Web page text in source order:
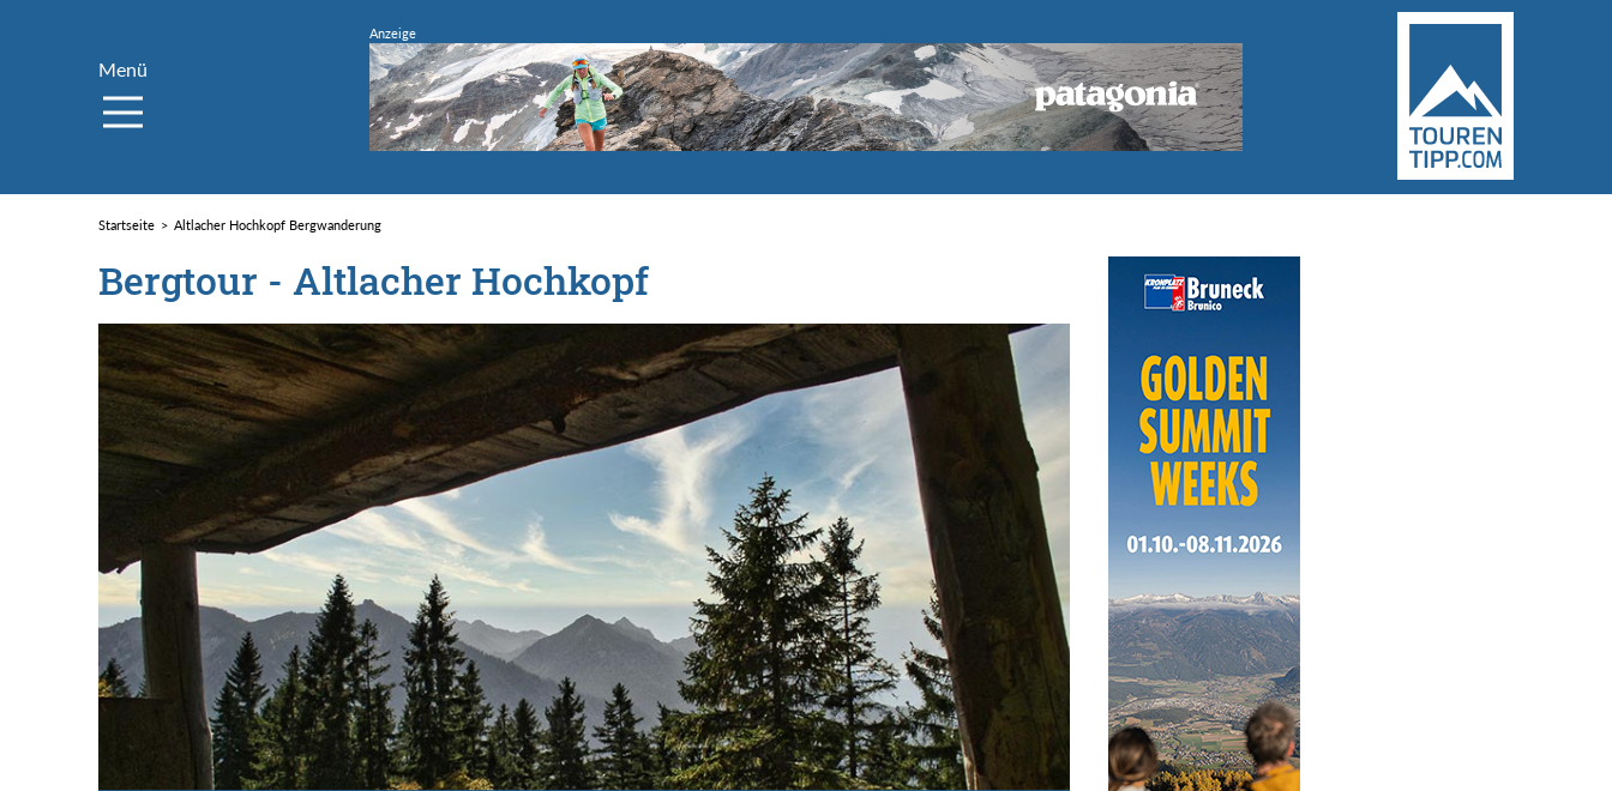
Menü
Startseite Altlacher Hochkopf Bergwanderung
Bergtour - Altlacher Hochkopf